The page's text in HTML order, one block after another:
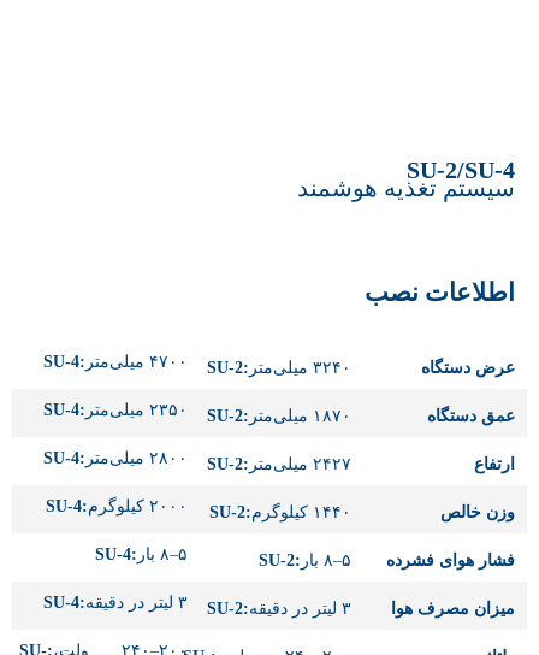
SU-2/SU-4
سیستم تغذیه هوشمند
اطلاعات نصب
عرض دستگاه ۳۲۴۰ میلی‌متر :SU-2 ۴۷۰۰ میلی‌متر :SU-4
عمق دستگاه ۱۸۷۰ میلی‌متر :SU-2 ۲۳۵۰ میلی‌متر :SU-4
ارتفاع ۲۴۲۷ میلی‌متر :SU-2 ۲۸۰۰ میلی‌متر :SU-4
وزن خالص ۱۴۴۰ کیلوگرم :SU-2 ۲۰۰۰ کیلوگرم :SU-4
فشار هوای فشرده ۵–۸ بار :SU-2 ۵–۸ بار :SU-4
میزان مصرف هوا ۳ لیتر در دقیقه :SU-2 ۳ لیتر در دقیقه :SU-4
۲۰۰–۲۴۰ ولت، :SU-